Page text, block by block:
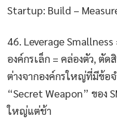
Startup: Build –
46. Leverage
องค์กรเล็ก = คล่องตัว, ตัด
ต่างจากองค์กรใหญ่ที่มีข้
“Secret Weapon” ของ
ใหญ่แต่ช้า